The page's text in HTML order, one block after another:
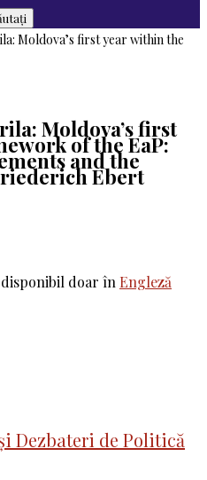
Moldova’s first year within the
Moldova’s first
of the EaP:
and the
Ebert
disponibil doar înEngleză
Dezbateri de Politică